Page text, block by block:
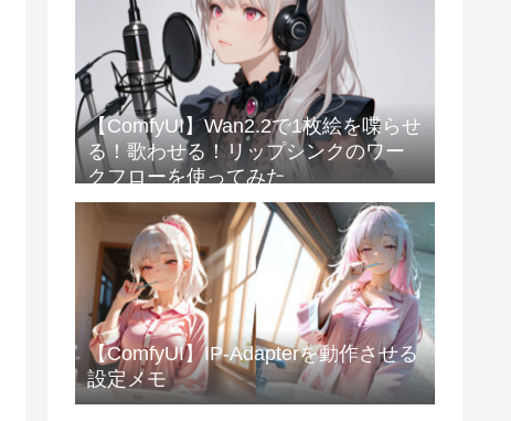
【ComfyUI】Wan2.2で1枚絵を喋らせ
る！歌わせる！リップシンクのワー
クフローを使ってみた
【ComfyUI】IP-Adapterを動作させる
設定メモ